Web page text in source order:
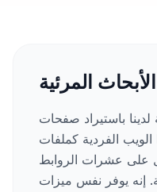
المرئية
لدينا باستيراد صفحات
الويب الفردية كملفات PDF، يتيح لك وضع PDF
على عشرات الروابط
إنه يوفر نفس ميزات